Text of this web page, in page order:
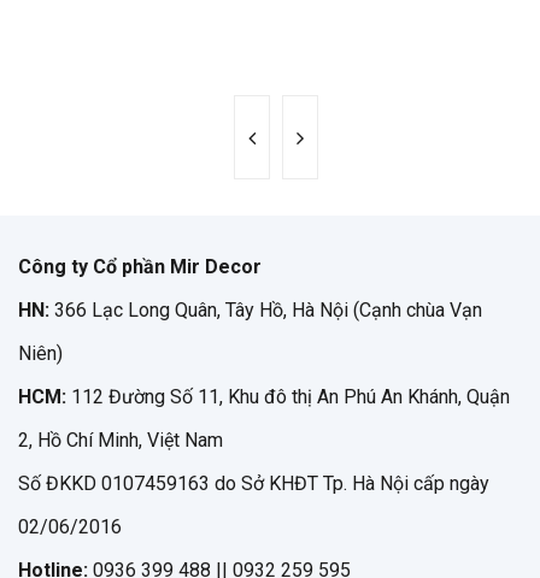
Công ty Cổ phần Mir Decor
HN: 366 Lạc Long Quân, Tây Hồ, Hà Nội (Cạnh chùa Vạn
Niên)
HCM: 112 Đường Số 11, Khu đô thị An Phú An Khánh, Quận
2, Hồ Chí Minh, Việt Nam
Số ĐKKD 0107459163 do Sở KHĐT Tp. Hà Nội cấp ngày
02/06/2016
Hotline: 0936 399 488 || 0932 259 595